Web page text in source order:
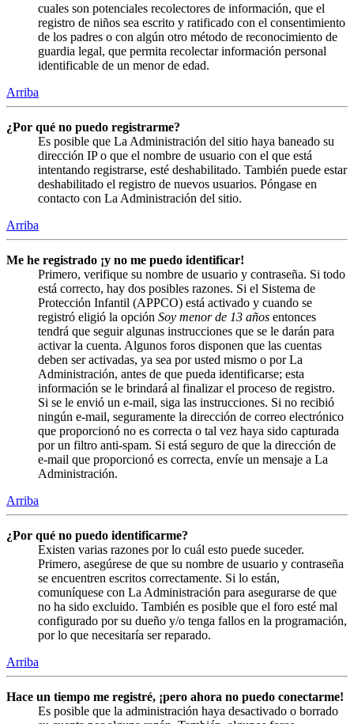
cuales son potenciales recolectores de información, que el
registro de niños sea escrito y ratificado con el consentimiento
de los padres o con algún otro método de reconocimiento de
guardia legal, que permita recolectar información personal
identificable de un menor de edad.
Arriba
¿Por qué no puedo registrarme?
Es posible que La Administración del sitio haya baneado su
dirección IP o que el nombre de usuario con el que está
intentando registrarse, esté deshabilitado. También puede estar
deshabilitado el registro de nuevos usuarios. Póngase en
contacto con La Administración del sitio.
Arriba
Me he registrado ¡y no me puedo identificar!
Primero, verifique su nombre de usuario y contraseña. Si todo
está correcto, hay dos posibles razones. Si el Sistema de
Protección Infantil (APPCO) está activado y cuando se
registró eligió la opción Soy menor de 13 años entonces
tendrá que seguir algunas instrucciones que se le darán para
activar la cuenta. Algunos foros disponen que las cuentas
deben ser activadas, ya sea por usted mismo o por La
Administración, antes de que pueda identificarse; esta
información se le brindará al finalizar el proceso de registro.
Si se le envió un e-mail, siga las instrucciones. Si no recibió
ningún e-mail, seguramente la dirección de correo electrónico
que proporcionó no es correcta o tal vez haya sido capturada
por un filtro anti-spam. Si está seguro de que la dirección de
e-mail que proporcionó es correcta, envíe un mensaje a La
Administración.
Arriba
¿Por qué no puedo identificarme?
Existen varias razones por lo cuál esto puede suceder.
Primero, asegúrese de que su nombre de usuario y contraseña
se encuentren escritos correctamente. Si lo están,
comuníquese con La Administración para asegurarse de que
no ha sido excluido. También es posible que el foro esté mal
configurado por su dueño y/o tenga fallos en la programación,
por lo que necesitaría ser reparado.
Arriba
Hace un tiempo me registré, ¡pero ahora no puedo conectarme!
Es posible que la administración haya desactivado o borrado